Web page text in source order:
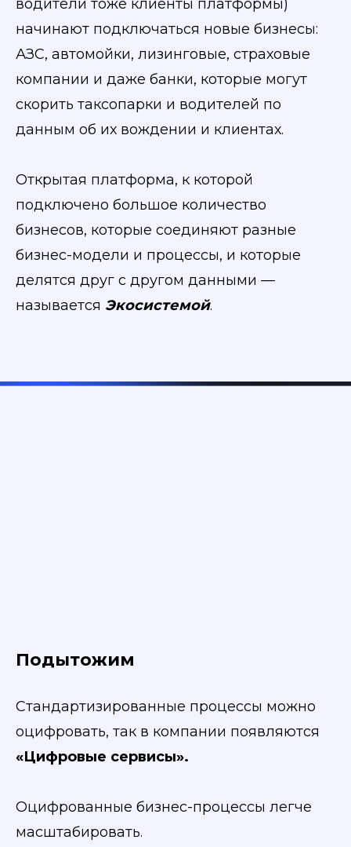
водители тоже клиенты платформы)
начинают подключаться новые бизнесы:
АЗС, автомойки, лизинговые, страховые
компании и даже банки, которые могут
скорить таксопарки и водителей по
данным об их вождении и клиентах.
Открытая платформа, к которой
подключено большое количество
бизнесов, которые соединяют разные
бизнес-модели и процессы, и которые
делятся друг с другом данными —
называется Экосистемой.
Подытожим
Стандартизированные процессы можно
оцифровать, так в компании появляются
«Цифровые сервисы».
Оцифрованные бизнес-процессы легче
масштабировать.